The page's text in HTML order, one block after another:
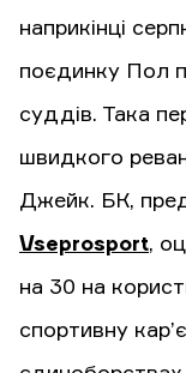
наприкінці
поєдинку Пол
суддів. Така
швидкого
Джейк. БК,
Vseprosport,
на 30 на
спортивну